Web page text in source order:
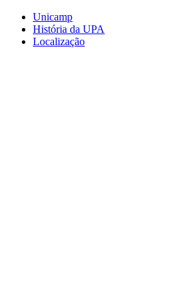
Conteúdo principal
Unicamp
História da UPA
Localização